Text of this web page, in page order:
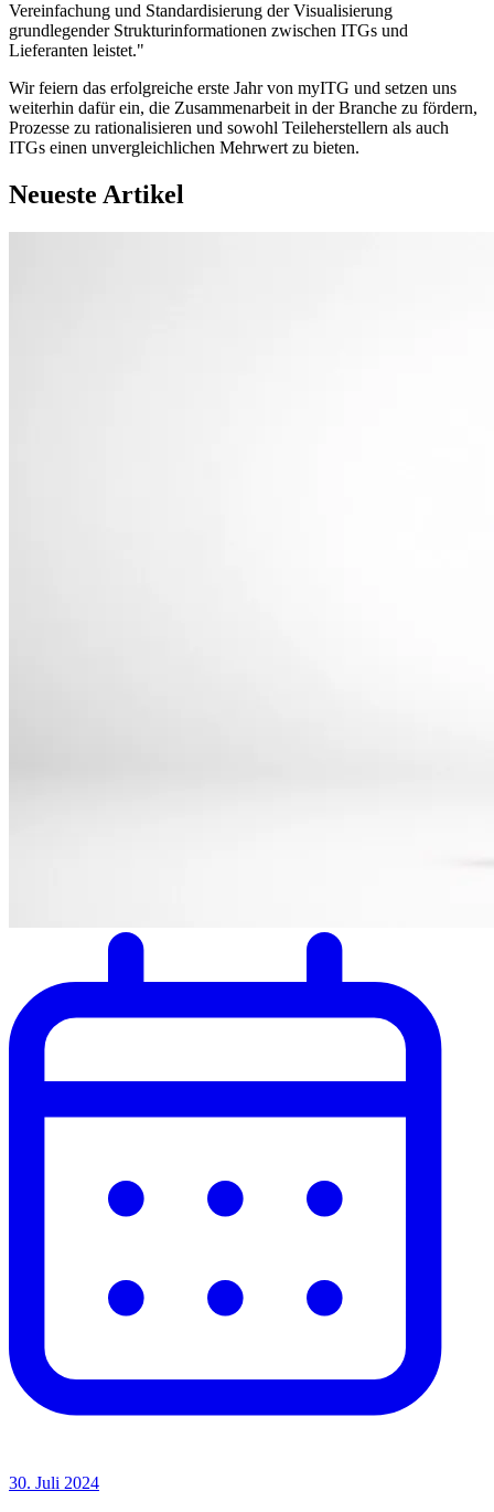
Vereinfachung und Standardisierung der Visualisierung
grundlegender Strukturinformationen zwischen ITGs und
Lieferanten leistet."
Wir feiern das erfolgreiche erste Jahr von myITG und setzen uns
weiterhin dafür ein, die Zusammenarbeit in der Branche zu fördern,
Prozesse zu rationalisieren und sowohl Teileherstellern als auch
ITGs einen unvergleichlichen Mehrwert zu bieten.
Neueste Artikel
30. Juli 2024